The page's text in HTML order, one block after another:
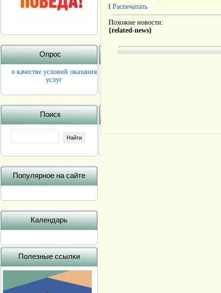
Опрос
о качестве условий оказания
услуг
Поиск
Популярное на сайте
Календарь
Полезные ссылки
l Распечатать
Похожие новости:
{related-news}